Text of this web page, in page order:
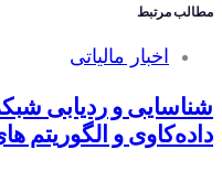
مطالب مرتبط
اخبار مالیاتی
شناسایی و ردیابی
داده‌کاوی و الگوریتم